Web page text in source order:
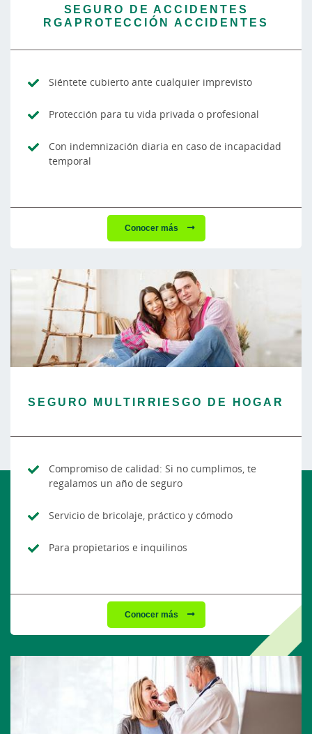
SEGURO DE ACCIDENTES
RGAPROTECCIÓN ACCIDENTES
Siéntete cubierto ante cualquier imprevisto
Protección para tu vida privada o profesional
Con indemnización diaria en caso de incapacidad
temporal
Conocer más
SEGURO MULTIRRIESGO DE HOGAR
Compromiso de calidad: Si no cumplimos, te
regalamos un año de seguro
Servicio de bricolaje, práctico y cómodo
Para propietarios e inquilinos
Conocer más